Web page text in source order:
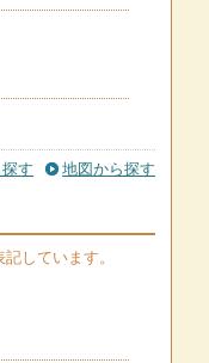
す 地図から探す
しています。